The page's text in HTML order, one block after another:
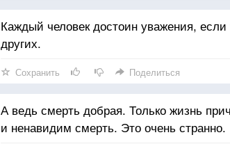
Каждый человек достоин уважения,
других.
Сохранить Поделиться
А ведь смерть добрая. Только жизнь
и ненавидим смерть. Это очень странно.